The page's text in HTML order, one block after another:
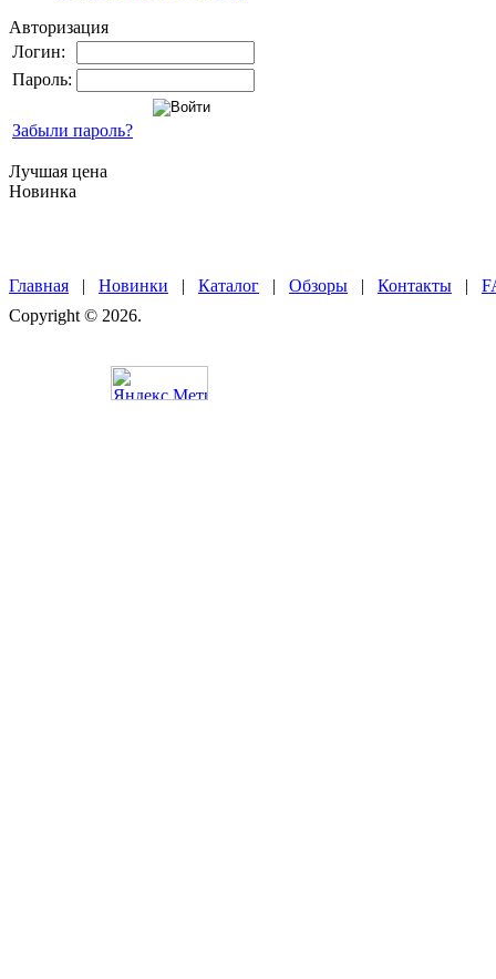
Авторизация
Логин:
Пароль:
Забыли пароль?
Лучшая цена
Новинка
Главная | Новинки | Каталог | Обзоры | Контакты |
Copyright © 2026.